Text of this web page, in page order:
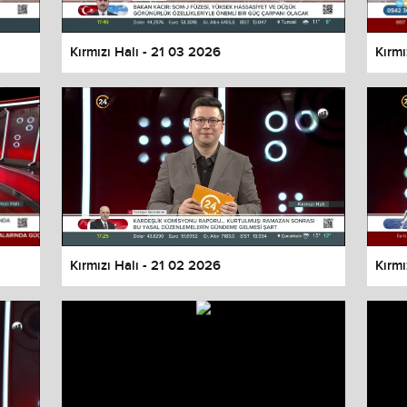
Kırmızı Halı - 21 03 2026
Kırmızı Halı - 21 02 2026